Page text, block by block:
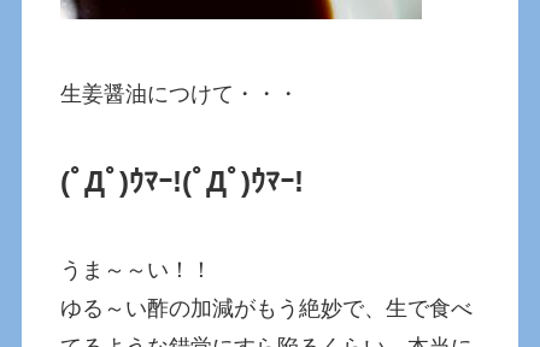
生姜醤油につけて・・・
(ﾟДﾟ)ｳﾏｰ!(ﾟДﾟ)ｳﾏｰ!
うま～～い！！
ゆる～い酢の加減がもう絶妙で、生で食べ